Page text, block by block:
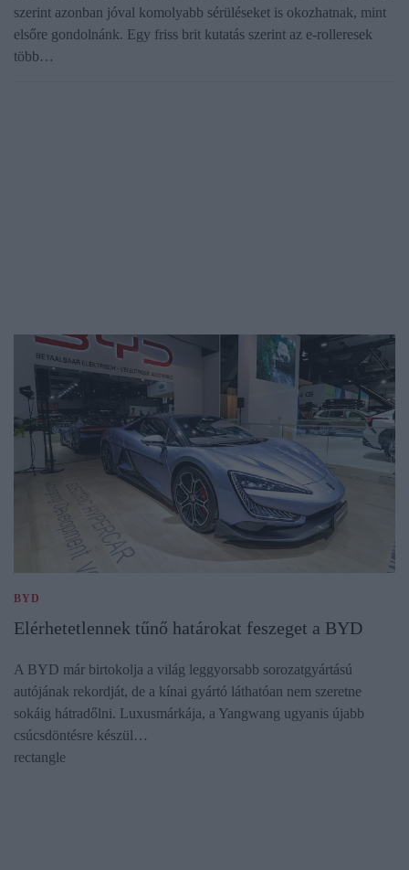
szerint azonban jóval komolyabb sérüléseket is okozhatnak, mint
elsőre gondolnánk. Egy friss brit kutatás szerint az e-rolleresek
több…
BYD
Elérhetetlennek tűnő határokat feszeget a BYD
A BYD már birtokolja a világ leggyorsabb sorozatgyártású
autójának rekordját, de a kínai gyártó láthatóan nem szeretne
sokáig hátradőlni. Luxusmárkája, a Yangwang ugyanis újabb
csúcsdöntésre készül…
rectangle